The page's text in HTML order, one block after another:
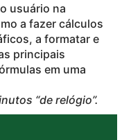
usuário na
a fazer cálculos
a formatar e
principais
em uma
“de relógio”.